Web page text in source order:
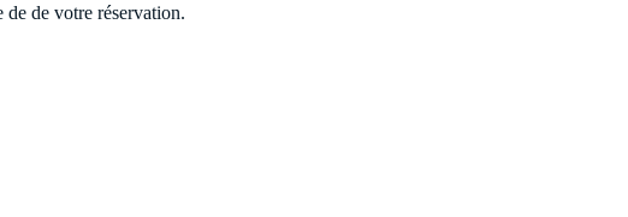
de de votre réservation.